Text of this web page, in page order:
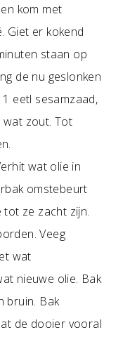
kom met
Giet er kokend
staan op
de nu geslonken
eetl sesamzaad,
zout. Tot
wat olie in
omstebeurt
ze zacht zijn.
Veeg
wat
nieuwe olie. Bak
bruin. Bak
de dooier vooral